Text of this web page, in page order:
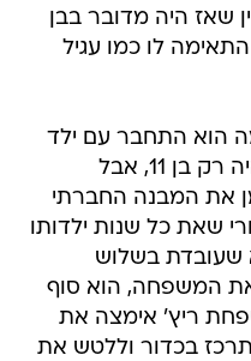
שאז היה מדובר בבן
לו כמו עגיל
הוא התחבר עם ילד
צעיר בשם בריאן ריץ'. ריץ' היה רק בן 11, אבל
את המבנה החברתי
שאת כל שנות ילדותו
שעובדת בשלוש
את המשפחה, הוא סוף
ריץ' אימצה את
בכדור וללטש את